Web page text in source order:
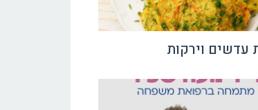
עדשים וירקות